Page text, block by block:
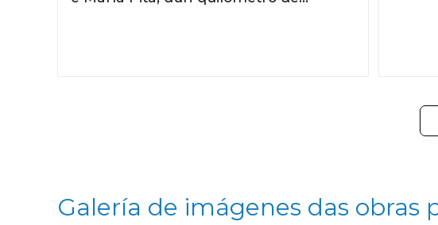
Galería de imágenes das obras